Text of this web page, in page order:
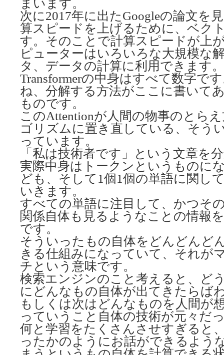
まいます。
次に2017年に出たGoogleの論文を
算スピードを上げるために、ベク
す。そのことで計算スピードが上
ピューターはいろいろな大規模な
タ、データの計算に利用できます。
Transformerの中身はすべて数字で
ね、分解する方法がここに書いて
ものです。
このAttentionが人間の物事のとら
ゴリズムに置き直している、そう
っています。
「私は技術者です」という文章を
実際中身はトークンというものに
ども、そして1個1個の単語に関し
いきます。
すべての単語に注目して、かつそ
関係自体も見るようなことの情報
です。
そういったもの自体をどんどんど
きる仕組みになっていて、それが
チという意味です。
検索エンジンのこと考えると、ど
にどんなもの自体が出てきたらば
もしくは次はどんなものを人間が
っていうこと自体の技術が元々だ
何と学習をたくさんさせすぎると
ったかのようにお話ができるよう